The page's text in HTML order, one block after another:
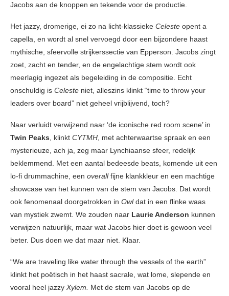
Jacobs aan de knoppen en tekende voor de productie.
Het jazzy, dromerige, ei zo na licht-klassieke Celeste opent a
capella, en wordt al snel vervoegd door een bijzondere haast
mythische, sfeervolle strijkerssectie van Epperson. Jacobs zingt
zoet, zacht en tender, en de engelachtige stem wordt ook
meerlagig ingezet als begeleiding in de compositie. Echt
onschuldig is Celeste niet, alleszins klinkt “time to throw your
leaders over board” niet geheel vrijblijvend, toch?
Naar verluidt verwijzend naar ‘de iconische red room scene’ in
Twin Peaks, klinkt CYTMH, met achterwaartse spraak en een
mysterieuze, ach ja, zeg maar Lynchiaanse sfeer, redelijk
beklemmend. Met een aantal bedeesde beats, komende uit een
lo-fi drummachine, een overallfijne klankkleur en een machtige
showcase van het kunnen van de stem van Jacobs. Dat wordt
ook fenomenaal doorgetrokken in Owldat in een flinke waas
van mystiek zwemt. We zouden naar Laurie Anderson kunnen
verwijzen natuurlijk, maar wat Jacobs hier doet is gewoon veel
beter. Dus doen we dat maar niet. Klaar.
“We are traveling like water through the vessels of the earth”
klinkt het poëtisch in het haast sacrale, wat lome, slepende en
vooral heel jazzy Xylem. Met de stem van Jacobs op de